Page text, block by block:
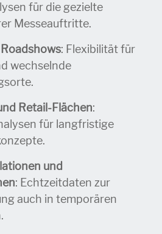
für die gezielte
Messeauftritte.
: Flexibilität für
wechselnde
Retail-Flächen:
für langfristige
und
: Echtzeitdaten zur
auch in temporären